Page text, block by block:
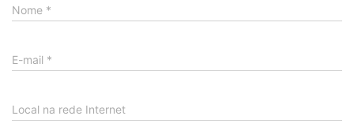
Nome *
E-mail *
Local na rede Internet